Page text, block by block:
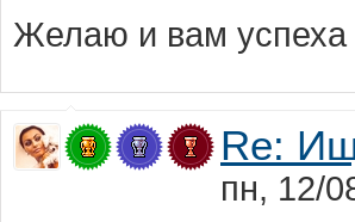
Желаю и вам успеха
Re:
пн, 12/